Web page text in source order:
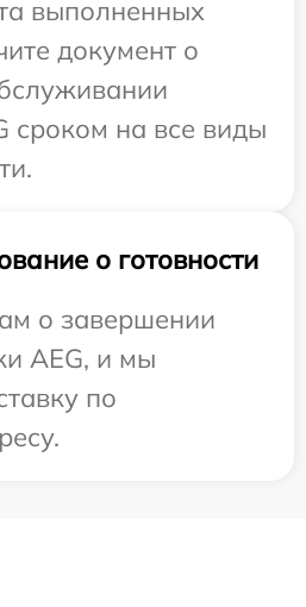
выполненных
документ о
сроком на все виды
о готовности
о завершении
AEG, и мы
по